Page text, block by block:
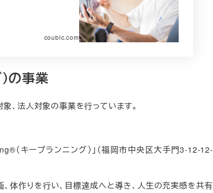
coubic.com
の事業
、法人対象の事業を行っています。
（キープランニング）」（福岡市中央区大手門3-12-12-
、体作りを行い、目標達成へと導き、人生の充実感を共有